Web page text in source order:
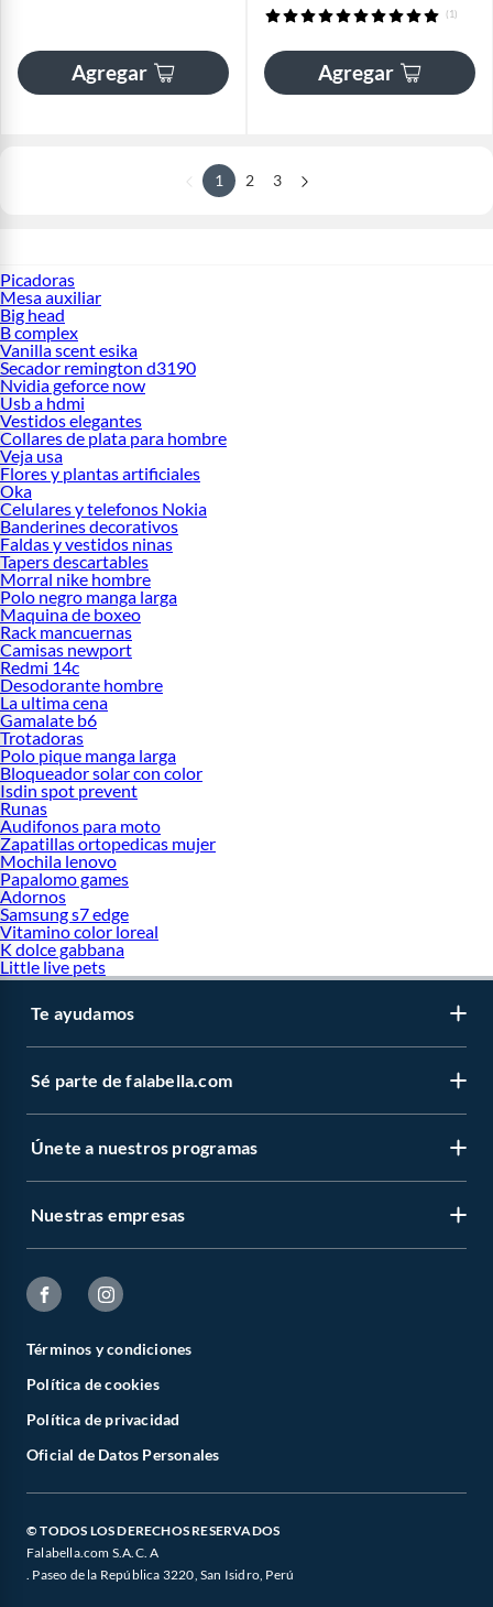
Agregar
(1)
Agregar
1 2 3
Picadoras
Mesa auxiliar
Big head
B complex
Vanilla scent esika
Secador remington d3190
Nvidia geforce now
Usb a hdmi
Vestidos elegantes
Collares de plata para hombre
Veja usa
Flores y plantas artificiales
Oka
Celulares y telefonos Nokia
Banderines decorativos
Faldas y vestidos ninas
Tapers descartables
Morral nike hombre
Polo negro manga larga
Maquina de boxeo
Rack mancuernas
Camisas newport
Redmi 14c
Desodorante hombre
La ultima cena
Gamalate b6
Trotadoras
Polo pique manga larga
Bloqueador solar con color
Isdin spot prevent
Runas
Audifonos para moto
Zapatillas ortopedicas mujer
Mochila lenovo
Papalomo games
Adornos
Samsung s7 edge
Vitamino color loreal
K dolce gabbana
Little live pets
Te ayudamos
Sé parte de falabella.com
Únete a nuestros programas
Nuestras empresas
Términos y condiciones
Política de cookies
Política de privacidad
Oficial de Datos Personales
© TODOS LOS DERECHOS RESERVADOS
Falabella.com S.A.C. A
. Paseo de la República 3220, San Isidro, Perú